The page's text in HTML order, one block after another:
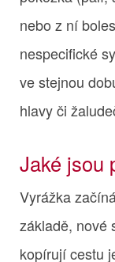
nebo z ní
nespecifické
ve stejnou
hlavy či
Jaké jsou
Vyrážka
základě, nové
kopírují cestu